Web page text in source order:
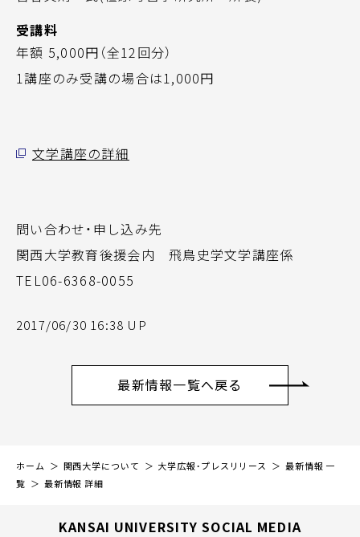
受講料
年額 5,000円（全12回分）
1講座のみ受講の場合は1,000円
文学講座の詳細
問い合わせ・申し込み先
関西大学教育後援会内 飛鳥史学文学講座係
TEL06-6368-0055
2017/06/30 16:38 UP
最新情報一覧へ戻る
ホーム 関西大学について 大学広報・プレスリリース
最新情報 一
覧
最新情報 詳細
KANSAI UNIVERSITY SOCIAL MEDIA